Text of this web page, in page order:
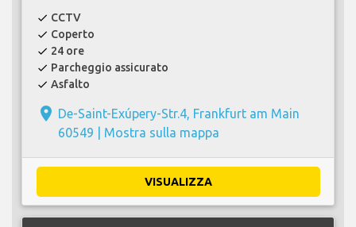
check CCTV
check Coperto
check 24 ore
check Parcheggio assicurato
check Asfalto
place De-Saint-Exúpery-Str.4, Frankfurt am Main
60549 | Mostra sulla mappa
VISUALIZZA